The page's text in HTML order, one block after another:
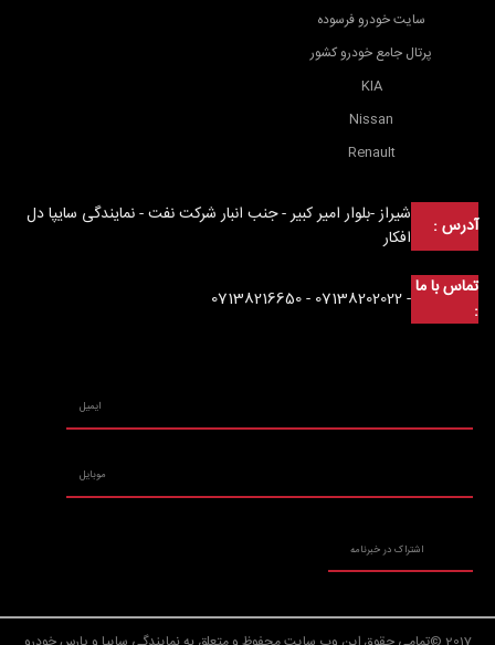
سایت خودرو فرسوده
پرتال جامع خودرو کشور
KIA
Nissan
Renault
آدرس :
شیراز -بلوار امیر کبیر - جنب انبار شرکت نفت - نمایندگی سایپا دل
افکار
تماس با ما
:
- 07138202022 - 07138216650